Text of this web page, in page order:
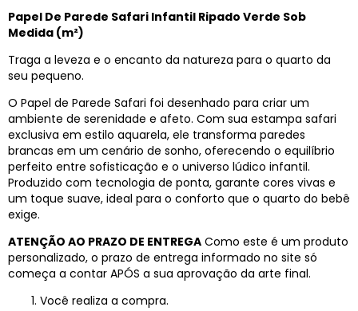
Papel De Parede Safari Infantil Ripado Verde Sob
Medida (m²)
Traga a leveza e o encanto da natureza para o quarto da
seu pequeno.
O Papel de Parede Safari foi desenhado para criar um
ambiente de serenidade e afeto. Com sua estampa safari
exclusiva em estilo aquarela, ele transforma paredes
brancas em um cenário de sonho, oferecendo o equilíbrio
perfeito entre sofisticação e o universo lúdico infantil.
Produzido com tecnologia de ponta, garante cores vivas e
um toque suave, ideal para o conforto que o quarto do bebê
exige.
ATENÇÃO AO PRAZO DE ENTREGA Como este é um produto
personalizado, o prazo de entrega informado no site só
começa a contar APÓS a sua aprovação da arte final.
Você realiza a compra.